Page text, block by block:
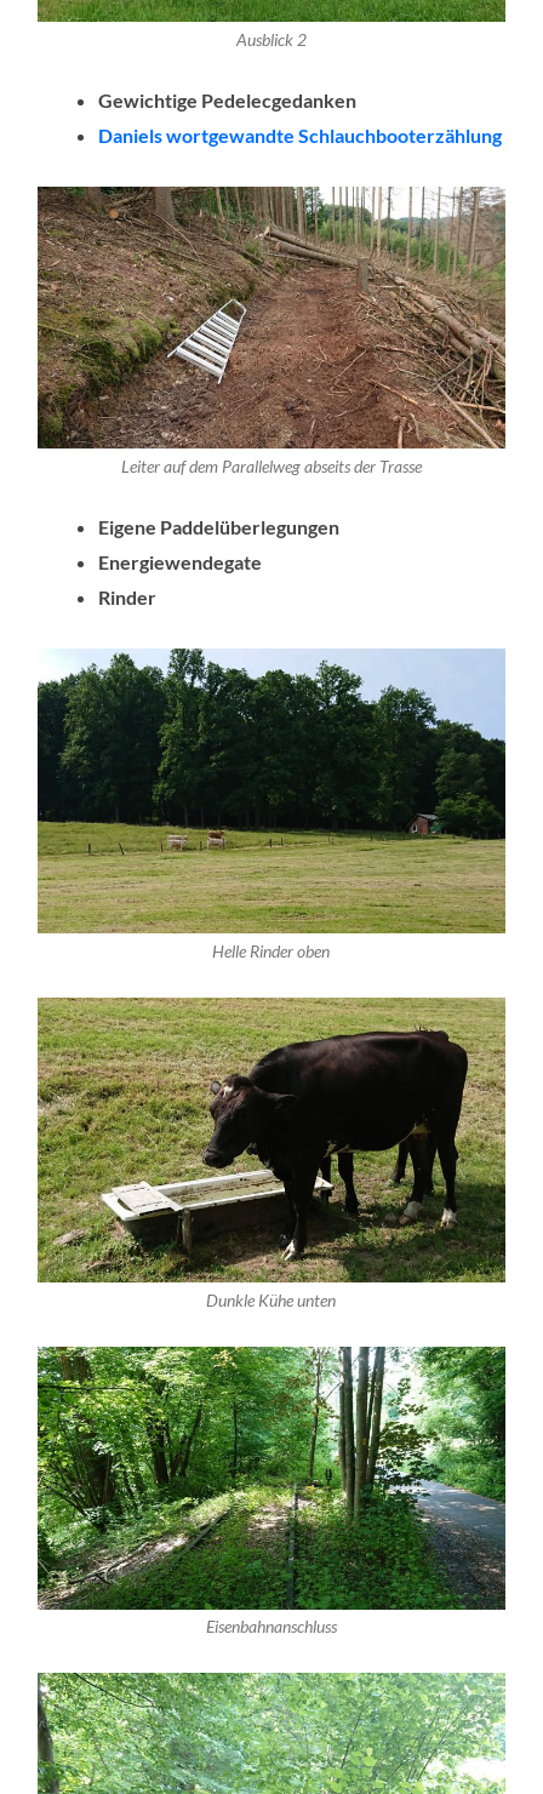
Ausblick 2
Gewichtige Pedelecgedanken
Daniels wortgewandte Schlauchbooterzählung
Leiter auf dem Parallelweg abseits der Trasse
Eigene Paddelüberlegungen
Energiewendegate
Rinder
Helle Rinder oben
Dunkle Kühe unten
Eisenbahnanschluss